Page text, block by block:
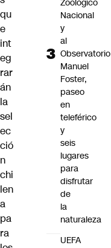
qu
e
int
eg
rar
án
la
sel
ec
ció
n
chi
len
a
pa
ra
Zoológico
Nacional
y
al
Observatorio
Manuel
Foster,
paseo
en
teleférico
y
seis
lugares
para
disfrutar
de
la
naturaleza
UEFA